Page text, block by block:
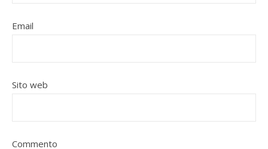
Email
Sito web
Commento